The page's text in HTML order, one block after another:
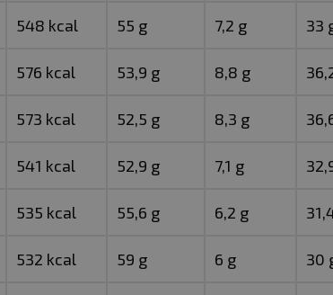
548 kcal 55 g 7,2 g 33
576 kcal 53,9 g 8,8 g
573 kcal 52,5 g 8,3 g
541 kcal 52,9 g 7,1 g
535 kcal 55,6 g 6,2 g
532 kcal 59 g 6 g 30